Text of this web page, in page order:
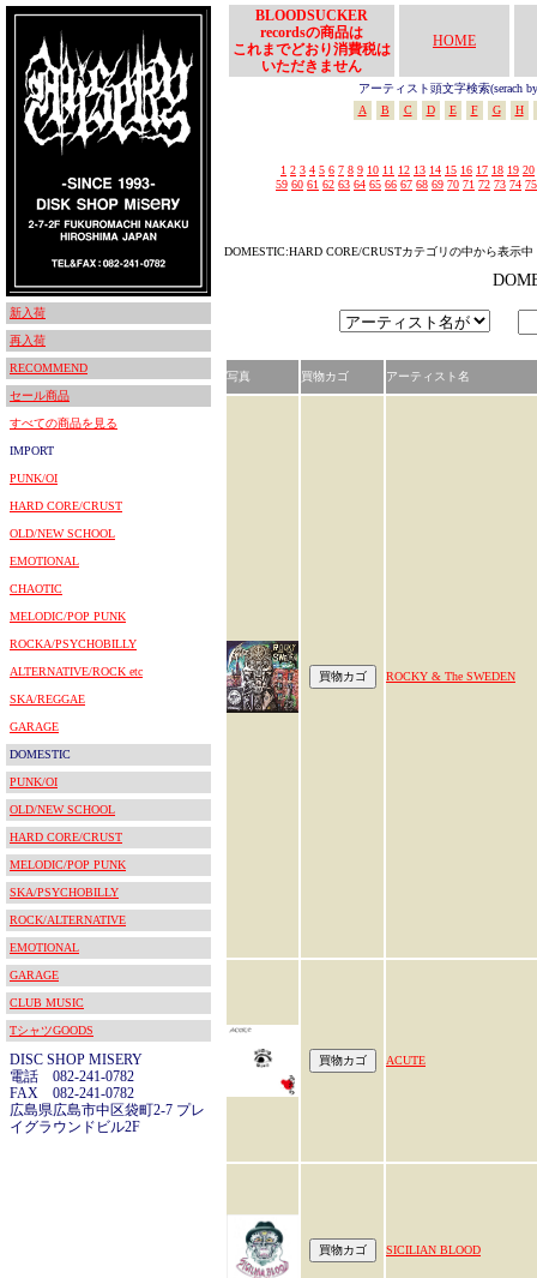
新入荷
再入荷
RECOMMEND
セール商品
すべての商品を見る
IMPORT
PUNK/OI
HARD CORE/CRUST
OLD/NEW SCHOOL
EMOTIONAL
CHAOTIC
MELODIC/POP PUNK
ROCKA/PSYCHOBILLY
ALTERNATIVE/ROCK etc
SKA/REGGAE
GARAGE
DOMESTIC
PUNK/OI
OLD/NEW SCHOOL
HARD CORE/CRUST
MELODIC/POP PUNK
SKA/PSYCHOBILLY
ROCK/ALTERNATIVE
EMOTIONAL
GARAGE
CLUB MUSIC
TシャツGOODS
DISC SHOP MISERY
電話 082-241-0782
FAX 082-241-0782
広島県広島市中区袋町2-7 プレ
イグラウンドビル2F
BLOODSUCKER
recordsの商品は
これまでどおり消費税は
いただきません
HOME
アーティスト頭文字検索(serach
A
B C D E F G H
1 2 3 4 5 6 7 8 9 10 11 12 13 14 15 16 17 18 19 20
59 60 61 62 63 64 65 66 67 68 69 70 71 72 73 74 75
DOMESTIC:HARD CORE/CRUSTカテゴリの中から表示中
写真 買物カゴ アーティスト名
ROCKY & The SWEDEN
ACUTE
SICILIAN BLOOD